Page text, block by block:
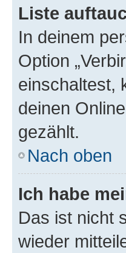
Liste
In deinem
Option
einschaltest,
deinen
gezählt.
Nach oben
Ich habe
Das ist nicht
wieder